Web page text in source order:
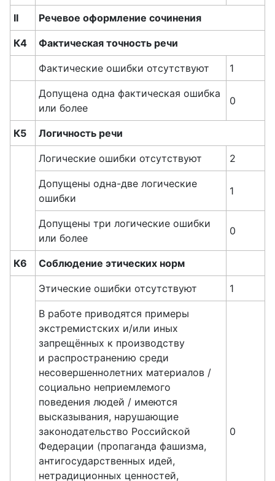
II Речевое оформление сочинения
К4 Фактическая точность речи
Фактические ошибки отсутствуют 1
Допущена одна фактическая ошибка
или более
0
К5 Логичность речи
Логические ошибки отсутствуют 2
Допущены одна-две логические
ошибки
1
Допущены три логические ошибки
или более
0
К6 Соблюдение этических норм
Этические ошибки отсутствуют 1
В работе приводятся примеры
экстремистских и/или иных
запрещённых к производству
и распространению среди
несовершеннолетних материалов /
социально неприемлемого
поведения людей / имеются
высказывания, нарушающие
законодательство Российской
Федерации (пропаганда фашизма,
антигосударственных идей,
нетрадиционных ценностей,
0